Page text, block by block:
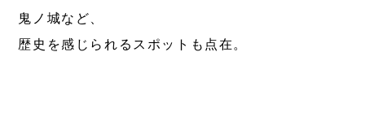
鬼ノ城など、
歴史を感じられるスポットも点在。